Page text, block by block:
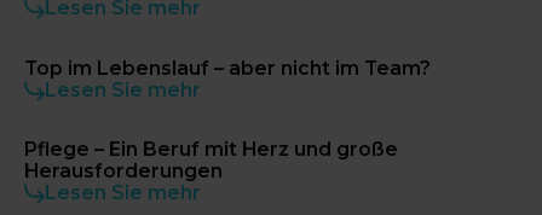
Lesen Sie mehr
Top im Lebenslauf – aber nicht im Team?
Lesen Sie mehr
Pflege – Ein Beruf mit Herz und große
Herausforderungen
Lesen Sie mehr